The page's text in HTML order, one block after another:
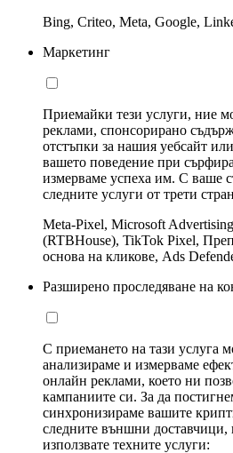
Bing, Criteo, Meta, Google,
Маркетинг
Приемайки тези услуги, ние
реклами, спонсорирано
отстъпки за нашия уебсайт
вашето поведение при
измерваме успеха им. С ваше
следните услуги от трети
Meta-Pixel, Microsoft
(RTBHouse), TikTok Pixel,
основа на кликове, Ads
Разширено проследяване на
С приемането на тази услуга
анализираме и измерваме
онлайн реклами, което ни
кампаниите си. За да
синхронизираме вашите
следните външни доставчици,
използвате техните услуги: